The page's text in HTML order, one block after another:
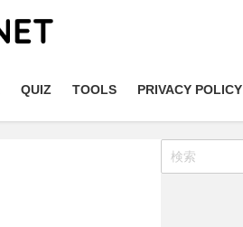
QUIZ TOOLS PRIVACY POLICY